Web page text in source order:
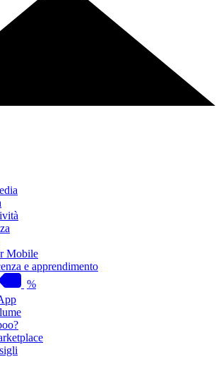
Mobile
e apprendimento
%